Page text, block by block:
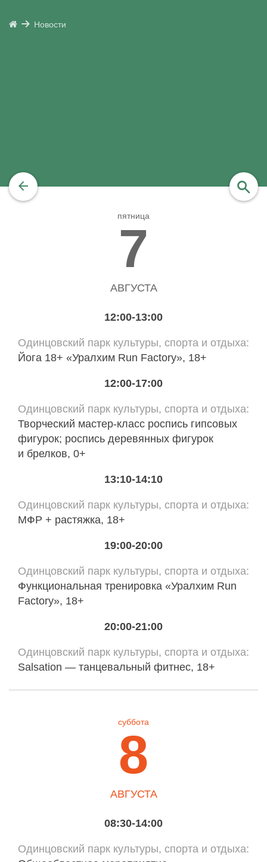
Новости
пятница
7
АВГУСТА
12:00-13:00
Одинцовский парк культуры, спорта и отдыха
Йога 18+ «Уралхим Run Factory», 18+
12:00-17:00
Одинцовский парк культуры, спорта и отдыха
Творческий мастер-класс роспись гипсовых
фигурок; роспись деревянных фигурок
и брелков, 0+
13:10-14:10
Одинцовский парк культуры, спорта и отдыха
МФР + растяжка, 18+
19:00-20:00
Одинцовский парк культуры, спорта и отдыха
Функциональная тренировка «Уралхим Run
Factory», 18+
20:00-21:00
Одинцовский парк культуры, спорта и отдыха
Salsation — танцевальный фитнес, 18+
суббота
8
АВГУСТА
08:30-14:00
Одинцовский парк культуры, спорта и отдыха